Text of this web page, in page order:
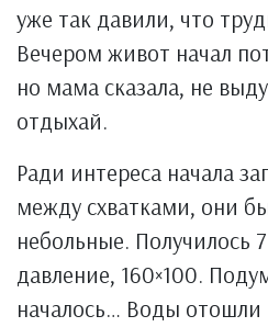
уже так давили, что
Вечером живот начал
но мама сказала, не
отдыхай.
Ради интереса начала
между схватками, они
небольные. Получилось
давление, 160×100.
началось… Воды отошли